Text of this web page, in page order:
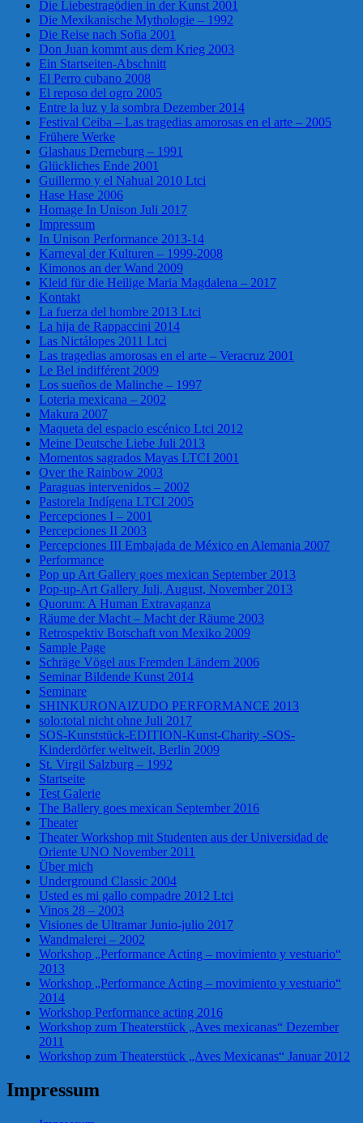
Die Liebestragödien in der Kunst 2001
Die Mexikanische Mythologie – 1992
Die Reise nach Sofia 2001
Don Juan kommt aus dem Krieg 2003
Ein Startseiten-Abschnitt
El Perro cubano 2008
El reposo del ogro 2005
Entre la luz y la sombra Dezember 2014
Festival Ceiba – Las tragedias amorosas en el arte – 2005
Frühere Werke
Glashaus Derneburg – 1991
Glückliches Ende 2001
Guillermo y el Nahual 2010 Ltci
Hase Hase 2006
Homage In Unison Juli 2017
Impressum
In Unison Performance 2013-14
Karneval der Kulturen – 1999-2008
Kimonos an der Wand 2009
Kleid für die Heilige Maria Magdalena – 2017
Kontakt
La fuerza del hombre 2013 Ltci
La hija de Rappaccini 2014
Las Nictálopes 2011 Ltci
Las tragedias amorosas en el arte – Veracruz 2001
Le Bel indifférent 2009
Los sueños de Malinche – 1997
Loteria mexicana – 2002
Makura 2007
Maqueta del espacio escénico Ltci 2012
Meine Deutsche Liebe Juli 2013
Momentos sagrados Mayas LTCI 2001
Over the Rainbow 2003
Paraguas intervenidos – 2002
Pastorela Indígena LTCI 2005
Percepciones I – 2001
Percepciones II 2003
Percepciones III Embajada de México en Alemania 2007
Performance
Pop up Art Gallery goes mexican September 2013
Pop-up-Art Gallery Juli, August, November 2013
Quorum: A Human Extravaganza
Räume der Macht – Macht der Räume 2003
Retrospektiv Botschaft von Mexiko 2009
Sample Page
Schräge Vögel aus Fremden Ländern 2006
Seminar Bildende Kunst 2014
Seminare
SHINKURONAIZUDO PERFORMANCE 2013
solo:total nicht ohne Juli 2017
SOS-Kunststück-EDITION-Kunst-Charity -SOS-
Kinderdörfer weltweit, Berlin 2009
St. Virgil Salzburg – 1992
Startseite
Test Galerie
The Ballery goes mexican September 2016
Theater
Theater Workshop mit Studenten aus der Universidad de
Oriente UNO November 2011
Über mich
Underground Classic 2004
Usted es mi gallo compadre 2012 Ltci
Vinos 28 – 2003
Visiones de Ultramar Junio-julio 2017
Wandmalerei – 2002
Workshop „Performance Acting – movimiento y vestuario“
2013
Workshop „Performance Acting – movimiento y vestuario“
2014
Workshop Performance acting 2016
Workshop zum Theaterstück „Aves mexicanas“ Dezember
2011
Workshop zum Theaterstück „Aves Mexicanas“ Januar 2012
Impressum